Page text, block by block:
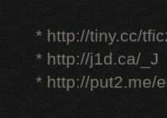
* http://tiny.cc/
* http://j1d.ca/_J
* http://put2.me/